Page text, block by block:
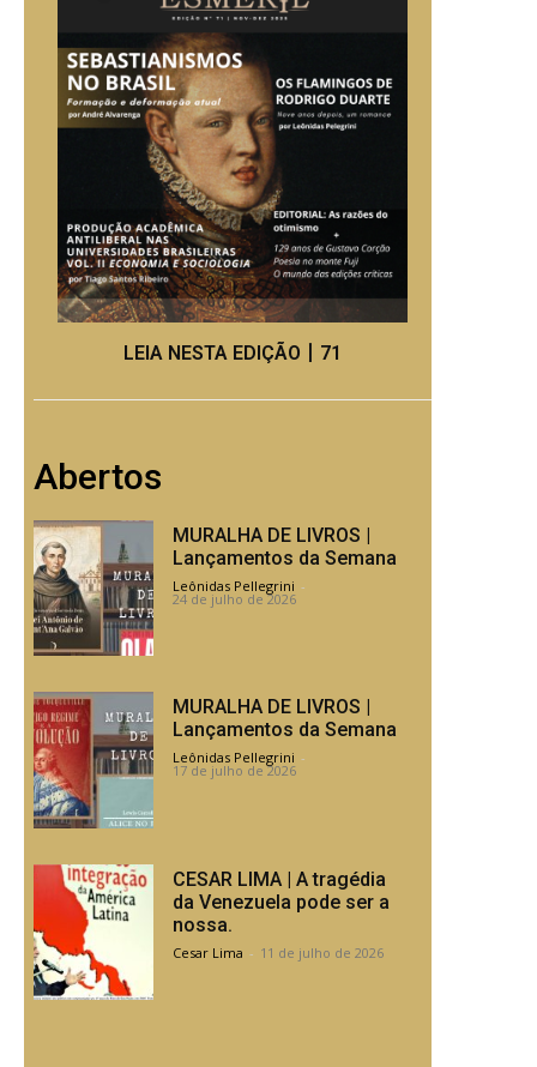
LEIA NESTA EDIÇÃO丨71
Abertos
MURALHA DE LIVROS |
Lançamentos da Semana
Leônidas Pellegrini -
24 de julho de 2026
MURALHA DE LIVROS |
Lançamentos da Semana
Leônidas Pellegrini -
17 de julho de 2026
CESAR LIMA | A tragédia
da Venezuela pode ser a
nossa.
Cesar Lima - 11 de julho de 2026